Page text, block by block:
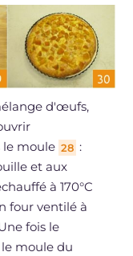
d'œufs,
moule 28 :
et aux
à 170°C
four ventilé à
fois le
moule du